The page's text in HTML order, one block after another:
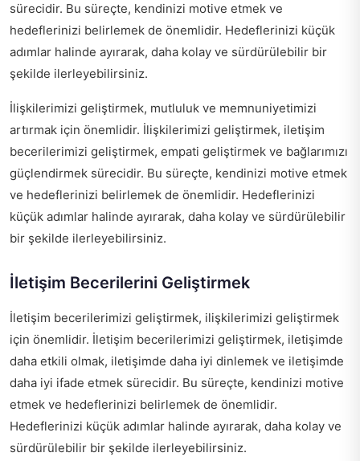
sürecidir. Bu süreçte, kendinizi motive etmek ve
hedeflerinizi belirlemek de önemlidir. Hedeflerinizi küçük
adımlar halinde ayırarak, daha kolay ve sürdürülebilir bir
şekilde ilerleyebilirsiniz.
İlişkilerimizi geliştirmek, mutluluk ve memnuniyetimizi
artırmak için önemlidir. İlişkilerimizi geliştirmek, iletişim
becerilerimizi geliştirmek, empati geliştirmek ve bağlarımızı
güçlendirmek sürecidir. Bu süreçte, kendinizi motive etmek
ve hedeflerinizi belirlemek de önemlidir. Hedeflerinizi
küçük adımlar halinde ayırarak, daha kolay ve sürdürülebilir
bir şekilde ilerleyebilirsiniz.
İletişim Becerilerini Geliştirmek
İletişim becerilerimizi geliştirmek, ilişkilerimizi geliştirmek
için önemlidir. İletişim becerilerimizi geliştirmek, iletişimde
daha etkili olmak, iletişimde daha iyi dinlemek ve iletişimde
daha iyi ifade etmek sürecidir. Bu süreçte, kendinizi motive
etmek ve hedeflerinizi belirlemek de önemlidir.
Hedeflerinizi küçük adımlar halinde ayırarak, daha kolay ve
sürdürülebilir bir şekilde ilerleyebilirsiniz.